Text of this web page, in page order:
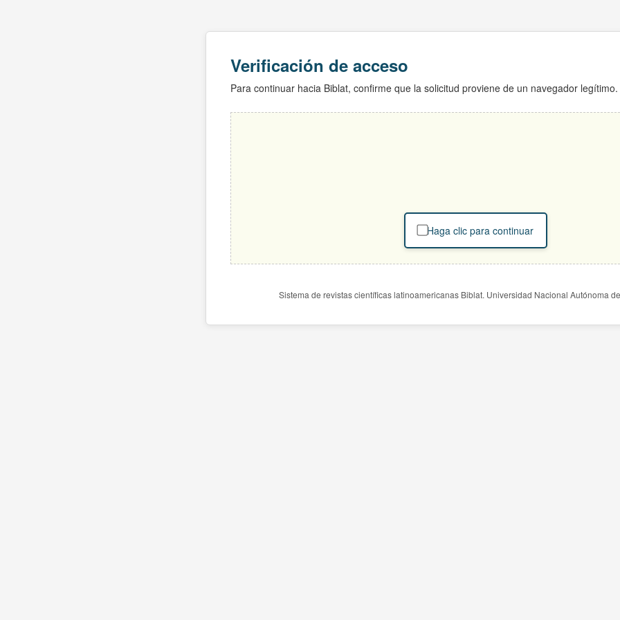
Verificación de acceso
Para continuar hacia Biblat, confirme que la solicitud proviene de un navegador legítimo.
Haga clic para continuar
Sistema de revistas científicas latinoamericanas Biblat. Universidad Nacional Autónoma